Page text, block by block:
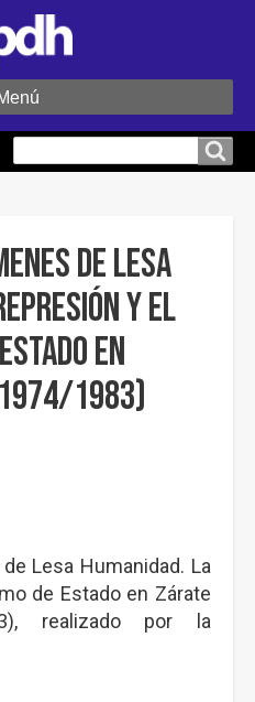
sitio de Lesa
y el
en
1983)
Lesa Humanidad. La
de Estado en Zárate
realizado por la